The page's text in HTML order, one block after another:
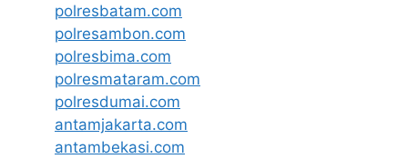
polresbatam.com
polresambon.com
polresbima.com
polresmataram.com
polresdumai.com
antamjakarta.com
antambekasi.com